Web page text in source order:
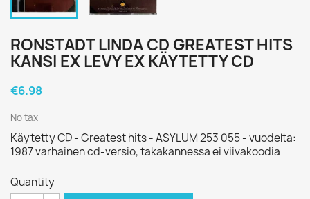
RONSTADT LINDA CD GREATEST HITS
KANSI EX LEVY EX KÄYTETTY CD
€6.98
No tax
Käytetty CD - Greatest hits - ASYLUM 253 055 - vuodelta:
1987 varhainen cd-versio, takakannessa ei viivakoodia
Quantity